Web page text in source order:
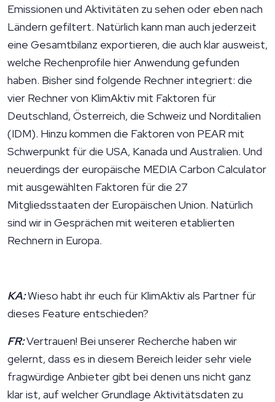
Emissionen und Aktivitäten zu sehen oder eben nach
Ländern gefiltert. Natürlich kann man auch jederzeit
eine Gesamtbilanz exportieren, die auch klar ausweist,
welche Rechenprofile hier Anwendung gefunden
haben. Bisher sind folgende Rechner integriert: die
vier Rechner von KlimAktiv mit Faktoren für
Deutschland, Österreich, die Schweiz und Norditalien
(IDM). Hinzu kommen die Faktoren von PEAR mit
Schwerpunkt für die USA, Kanada und Australien. Und
neuerdings der europäische MEDIA Carbon Calculator
mit ausgewählten Faktoren für die 27
Mitgliedsstaaten der Europäischen Union. Natürlich
sind wir in Gesprächen mit weiteren etablierten
Rechnern in Europa.
KA:Wieso habt ihr euch für KlimAktiv als Partner für
dieses Feature entschieden?
FR:Vertrauen! Bei unserer Recherche haben wir
gelernt, dass es in diesem Bereich leider sehr viele
fragwürdige Anbieter gibt bei denen uns nicht ganz
klar ist, auf welcher Grundlage Aktivitätsdaten zu